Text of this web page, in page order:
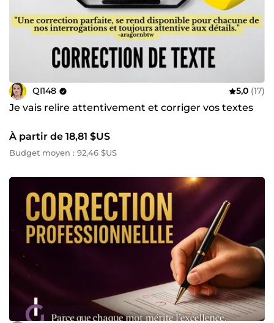
QI148 5,0 (17)
Je vais relire attentivement et corriger vos textes
À partir de 18,81 $US
Budget moyen : 92,46 $US